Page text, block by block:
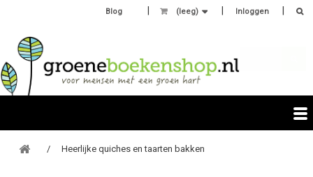
Inloggen
(leeg)
Blog
Heerlijke quiches en taarten bakken